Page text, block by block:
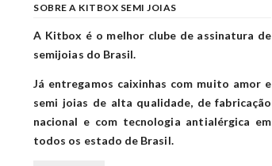
SOBRE A KITBOX SEMI JOIAS
A Kitbox é o melhor clube de assinatura de
semijoias do Brasil.
Já entregamos caixinhas com muito amor e
semi joias de alta qualidade, de fabricação
nacional e com tecnologia antialérgica em
todos os estado de Brasil.